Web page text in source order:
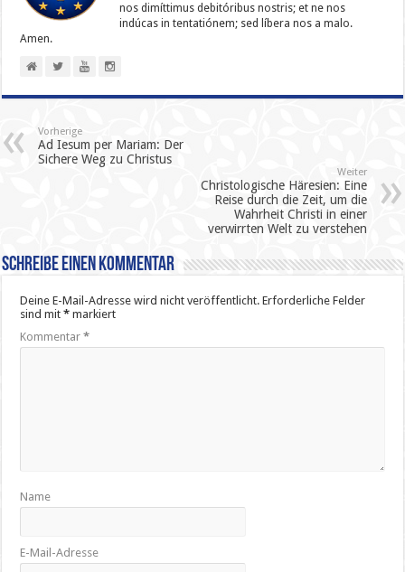
nos dimíttimus debitóribus nostris; et ne nos
indúcas in ten­ta­tiónem; sed líbera nos a malo.
Amen.
Vorherige
Ad Iesum per Mariam: Der
Sichere Weg zu Christus
Weiter
Christologische Häresien: Eine
Reise durch die Zeit, um die
Wahrheit Christi in einer
verwirrten Welt zu verstehen
Schreibe einen Kommentar
Deine E-Mail-Adresse wird nicht veröffentlicht. Erforderliche Felder
sind mit* markiert
Kommentar*
Name
E-Mail-Adresse